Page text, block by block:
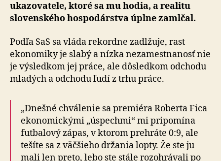
ukazovatele, ktoré sa mu hodia, a realitu
slovenského hospodárstva úplne zamlčal.
Podľa SaS sa vláda rekordne zadlžuje, rast
ekonomiky je slabý a nízka nezamestnanosť nie
je výsledkom jej práce, ale dôsledkom odchodu
mladých a odchodu ľudí z trhu práce.
„Dnešné chválenie sa premiéra Roberta Fica
ekonomickými „úspechmi“ mi pripomína
futbalový zápas, v ktorom prehráte 0:9, ale
tešíte sa z väčšieho držania lopty. Že ste ju
mali len preto, lebo ste stále rozohrávali po